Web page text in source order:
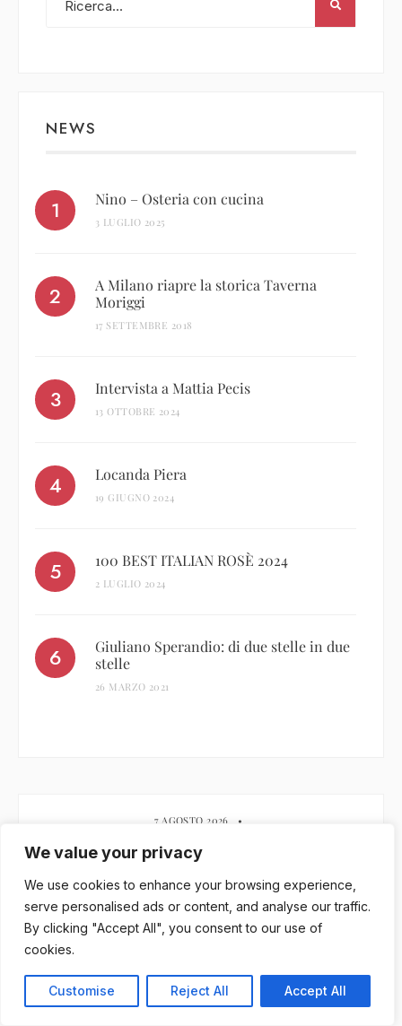
We value your privacy
We use cookies to enhance your browsing experience,
serve personalised ads or content, and analyse our traffic.
By clicking "Accept All", you consent to our use of
cookies.
Customise Reject All Accept All
NEWS
Nino – Osteria con cucina
3 LUGLIO 2025
A Milano riapre la storica Taverna
Moriggi
17 SETTEMBRE 2018
Intervista a Mattia Pecis
13 OTTOBRE 2024
Locanda Piera
19 GIUGNO 2024
100 BEST ITALIAN ROSÈ 2024
2 LUGLIO 2024
Giuliano Sperandio: di due stelle in due
stelle
26 MARZO 2021
7 AGOSTO 2026 •
Casa Romano